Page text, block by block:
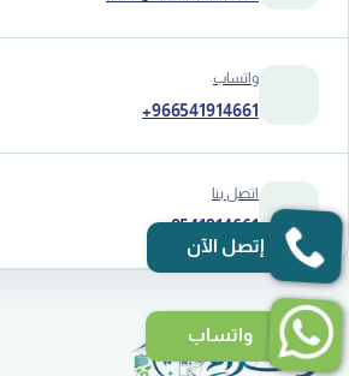
واتساب
+966541914661
اتصل بنا
0541914661
إتصل الآن
واتساب